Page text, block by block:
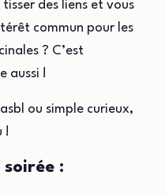
des liens et vous
commun pour les
? C’est
aussi !
ou simple curieux,
!
: